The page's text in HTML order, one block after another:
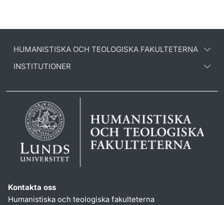
HUMANISTISKA OCH TEOLOGISKA FAKULTETERNA
INSTITUTIONER
Kontakta oss
Humanistiska och teologiska fakulteterna